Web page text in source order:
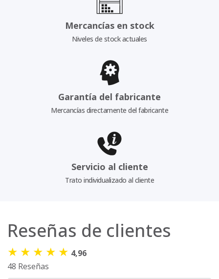
Mercancías en stock
Niveles de stock actuales
Garantía del fabricante
Mercancías directamente del fabricante
Servicio al cliente
Trato individualizado al cliente
Reseñas de clientes
★ ★ ★ ★ ★ 4,96
48 Reseñas